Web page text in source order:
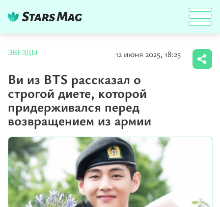
ЗВЕЗДЫ 12 июня 2025, 18:25
Ви из BTS рассказал о
строгой диете, которой
придерживался перед
возвращением из армии